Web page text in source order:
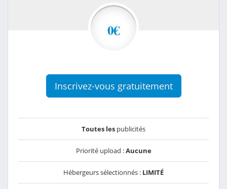
0€
Inscrivez-vous gratuitement
Toutes les publicités
Priorité upload :Aucune
Hébergeurs sélectionnés : LIMITÉ